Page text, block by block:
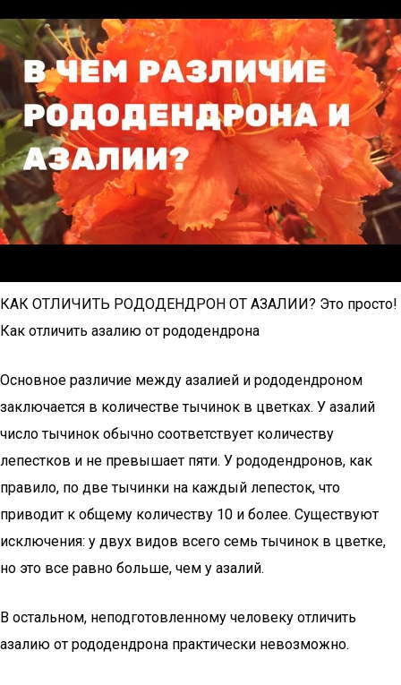
КАК ОТЛИЧИТЬ РОДОДЕНДРОН ОТ АЗАЛИИ? Это просто!
Как отличить азалию от рододендрона
Основное различие между азалией и рододендроном
заключается в количестве тычинок в цветках. У азалий
число тычинок обычно соответствует количеству
лепестков и не превышает пяти. У рододендронов, как
правило, по две тычинки на каждый лепесток, что
приводит к общему количеству 10 и более. Существуют
исключения: у двух видов всего семь тычинок в цветке,
но это все равно больше, чем у азалий.
В остальном, неподготовленному человеку отличить
азалию от рододендрона практически невозможно.